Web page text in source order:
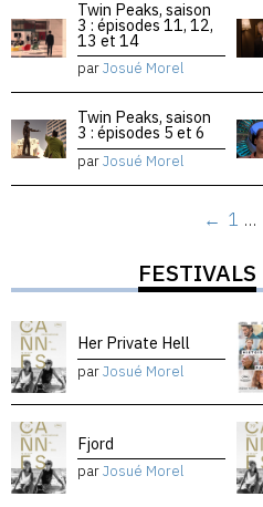
Twin Peaks, saison
3 : épisodes 11, 12,
13 et 14
parJosué Morel
Twin Peaks, saison
3 : épisodes 5 et 6
parJosué Morel
← 1 …
FESTIVALS
Her Private Hell
parJosué Morel
Fjord
parJosué Morel